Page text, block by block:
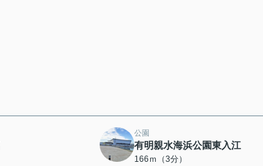
公園
有明親水海浜公園東入江
166ｍ（3分）